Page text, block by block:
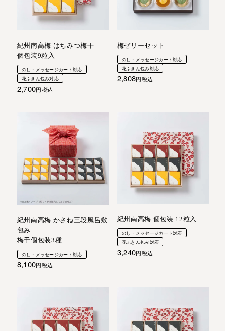
紀州南高梅 はちみつ梅干
個包装9粒入
のし・メッセージカート対応
花ふきん包み対応
2,700 税込
梅ゼリーセット
のし・メッセージカート対応
花ふきん包み対応
2,808 税込
紀州南高梅 かさね三段風呂敷
包み
梅干個包装3種
のし・メッセージカート対応
8,100 税込
紀州南高梅 個包装 12粒入
のし・メッセージカート対応
花ふきん包み対応
3,240 税込